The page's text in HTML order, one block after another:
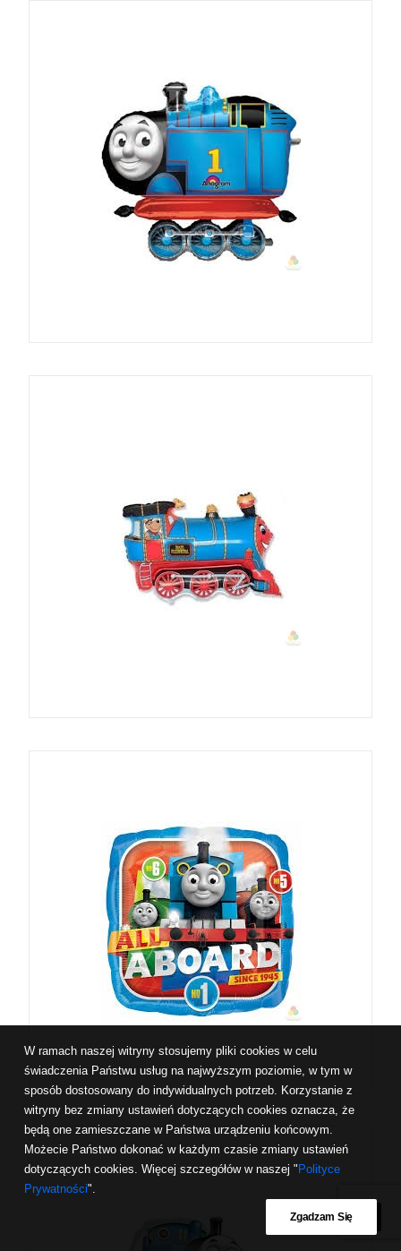
W ramach naszej witryny stosujemy pliki cookies w celu
świadczenia Państwu usług na najwyższym poziomie, w tym w
sposób dostosowany do indywidualnych potrzeb. Korzystanie z
witryny bez zmiany ustawień dotyczących cookies oznacza, że
będą one zamieszczane w Państwa urządzeniu końcowym.
Możecie Państwo dokonać w każdym czasie zmiany ustawień
dotyczących cookies. Więcej szczegółów w naszej " Polityce
Prywatności".
Zgadzam Się